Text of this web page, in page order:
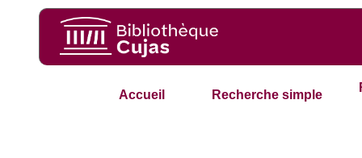
Accueil Recherche simple